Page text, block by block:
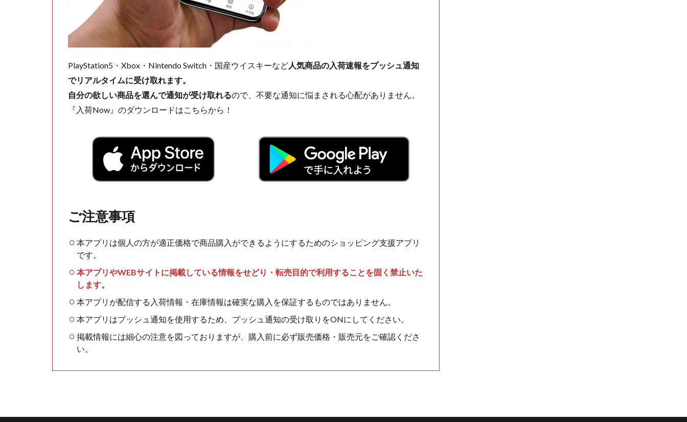
PlayStation5・Xbox・Nintendo Switch・国産ウイスキーなど人気商品の入荷速報をプッシュ通知
でリアルタイムに受け取れます。
自分の欲しい商品を選んで通知が受け取れるので、不要な通知に悩まされる心配がありません。
『入荷Now』のダウンロードはこちらから！
ご注意事項
本アプリは個人の方が適正価格で商品購入ができるようにするためのショッピング支援アプリ
です。
本アプリやWEBサイトに掲載している情報をせどり・転売目的で利用することを固く禁止いた
します。
本アプリが配信する入荷情報・在庫情報は確実な購入を保証するものではありません。
本アプリはプッシュ通知を使用するため、プッシュ通知の受け取りをONにしてください。
掲載情報には細心の注意を図っておりますが、購入前に必ず販売価格・販売元をご確認くださ
い。